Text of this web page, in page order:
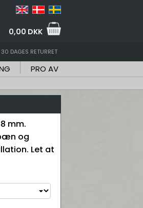
0,00 DKK
30 DAGES RETURRET
PRO AV
mm.
og
Let at